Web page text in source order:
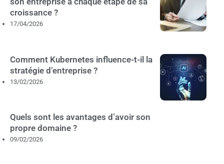
croissance ?
17/04/2026
Comment Kubernetes influence-t-il la
stratégie d’entreprise ?
13/02/2026
Quels sont les avantages d’avoir son
propre domaine ?
09/02/2026